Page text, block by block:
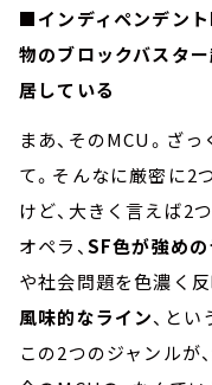
■インディペンデン
物のブロックバスタ
居している
まあ、そのMCU。ざ
て。そんなに厳密に2
けど、大きく言えば2
オペラ、SF色が強めの
や社会問題を色濃く反
風味的なライン、とい
この2つのジャンルが